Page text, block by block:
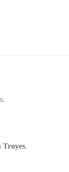
Troyes.